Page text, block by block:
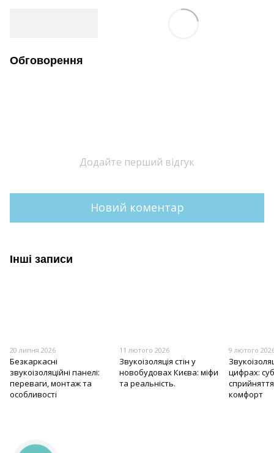
Обговорення
Додайте перший відгук
Новий коментар
Інші записи
20 липня 2026
Безкаркасні
звукоізоляційні панелі:
переваги, монтаж та
особливості
11 лютого 2026
Звукоізоляція стін у
новобудовах Києва: міфи
та реальність.
9 лютого
цифрах:
комфорт